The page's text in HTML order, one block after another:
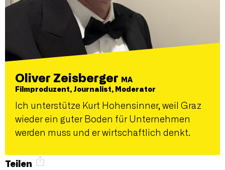
Oliver Zeisberger
MA
Filmproduzent, Journalist, Moderator
Ich unterstütze Kurt Hohensinner, weil Graz
wieder ein guter Boden für Unternehmen
werden muss und er wirtschaftlich denkt.
Teilen